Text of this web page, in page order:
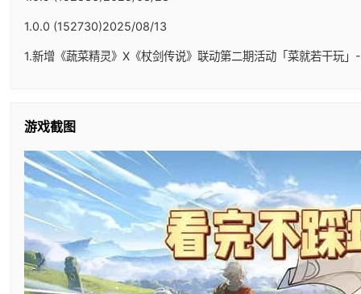
1.0.0 (152730)2025/08/13
1.新增《蔬菜精灵》X《杖剑传说》联动第二期活动「菜就若干玩
游戏截图